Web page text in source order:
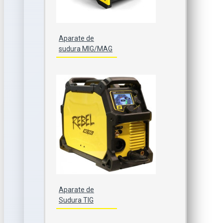
Aparate de
sudura MIG/MAG
Aparate de
Sudura TIG